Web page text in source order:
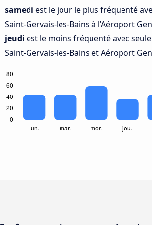
samedi est le jour le plus fréquenté
Saint-Gervais-les-Bains à l’Aéroport
jeudi est le moins fréquenté avec
Saint-Gervais-les-Bains et Aéroport